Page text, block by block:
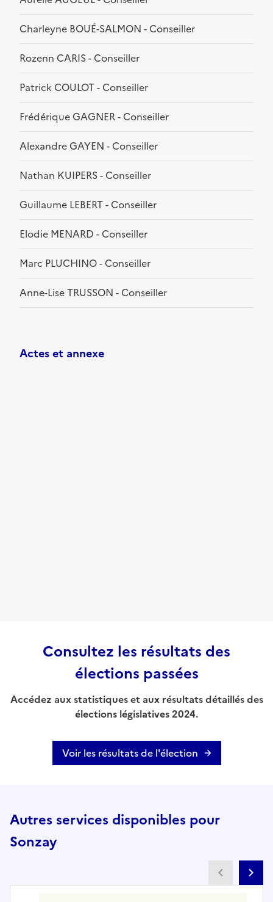
Charleyne BOUÉ-SALMON - Conseiller
Rozenn CARIS - Conseiller
Patrick COULOT - Conseiller
Frédérique GAGNER - Conseiller
Alexandre GAYEN - Conseiller
Nathan KUIPERS - Conseiller
Guillaume LEBERT - Conseiller
Elodie MENARD - Conseiller
Marc PLUCHINO - Conseiller
Anne-Lise TRUSSON - Conseiller
Actes et annexe
Consultez les résultats des
élections passées
Accédez aux statistiques et aux résultats détaillés des
élections législatives 2024.
Voir les résultats de l'élection
Autres services disponibles pour
Sonzay